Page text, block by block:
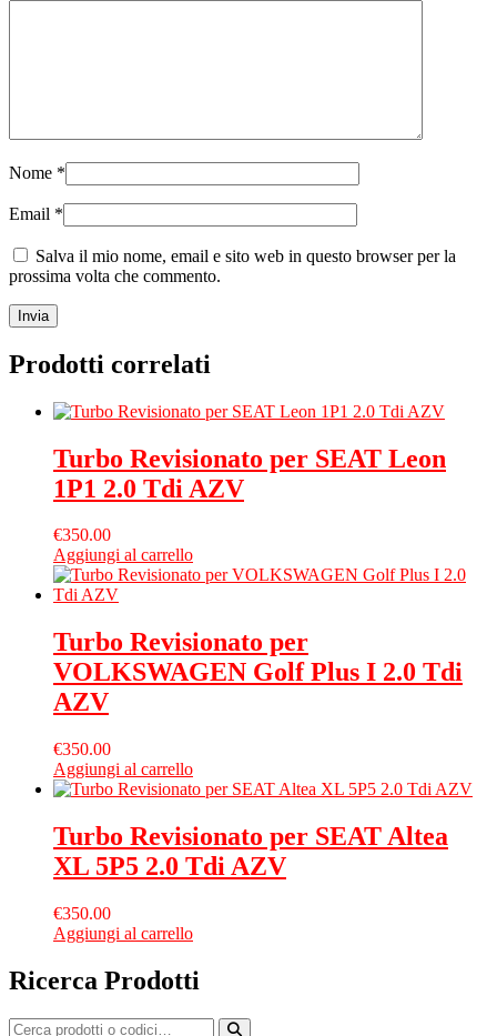
Nome *
Email *
Salva il mio nome, email e sito web in questo browser per la
prossima volta che commento.
Prodotti correlati
Turbo Revisionato per SEAT Leon
1P1 2.0 Tdi AZV
€350.00
Aggiungi al carrello
Turbo Revisionato per
VOLKSWAGEN Golf Plus I 2.0 Tdi
AZV
€350.00
Aggiungi al carrello
Turbo Revisionato per SEAT Altea
XL 5P5 2.0 Tdi AZV
€350.00
Aggiungi al carrello
Ricerca Prodotti